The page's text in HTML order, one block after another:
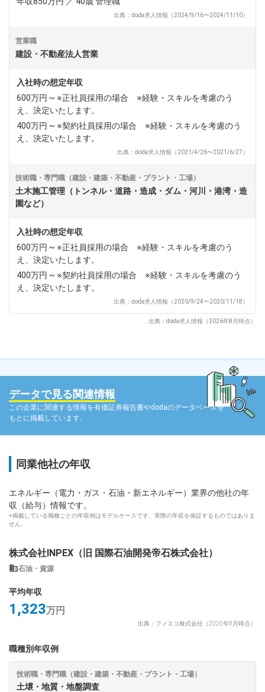
出典：doda求人情報（2024/9/16〜2024/11/10）
営業職
建設・不動産法人営業
入社時の想定年収
600万円 ~ ※正社員採用の場合 ※経験・スキルを考慮のう
え、決定いたします。
400万円 ~ ※契約社員採用の場合 ※経験・スキルを考慮のう
え、決定いたします。
出典：doda求人情報（2021/4/26〜2021/6/27）
技術職・専門職（建設・建築・不動産・プラント・工場）
土木施工管理（トンネル・道路・造成・ダム・河川・港湾・造
園など）
入社時の想定年収
600万円 ~ ※正社員採用の場合 ※経験・スキルを考慮のう
え、決定いたします。
400万円 ~ ※契約社員採用の場合 ※経験・スキルを考慮のう
え、決定いたします。
出典：doda求人情報（2020/9/24〜2020/11/18）
出典：doda求人情報（2026年8月時点）
データで見る関連情報
この企業に関連する情報を有価証券報告書やdodaのデータベースを
もとに掲載しています。
同業他社の年収
エネルギー（電力・ガス・石油・新エネルギー）業界の他社の年
収（給与）情報です。
※掲載している職種ごとの年収例はモデルケースです。実際の年収を保証するものではありま
せん。
株式会社INPEX（旧 国際石油開発帝石株式会社）
石油・資源
平均年収
1,323万円
出典：フィスコ株式会社（2026年8月時点）
職種別年収例
技術職・専門職（建設・建築・不動産・プラント・工場）
土壌・地質・地盤調査